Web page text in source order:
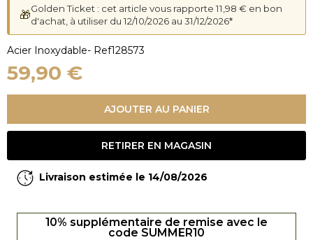
🎁Golden Ticket : cet article vous rapporte 11,98 € en bon
d'achat, à utiliser du 12/10/2026 au 31/12/2026*
Acier Inoxydable- Ref128573
59,90 €
AJOUTER AU PANIER
RETIRER EN MAGASIN
Livraison estimée le 14/08/2026
10% supplémentaire de remise avec le
code SUMMER10